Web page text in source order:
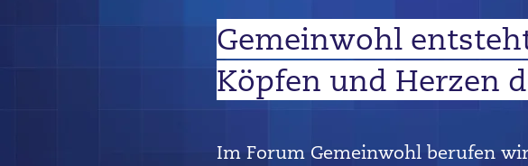
Gemeinwohl
Köpfen und Herzen
Im Forum Gemeinwohl berufen